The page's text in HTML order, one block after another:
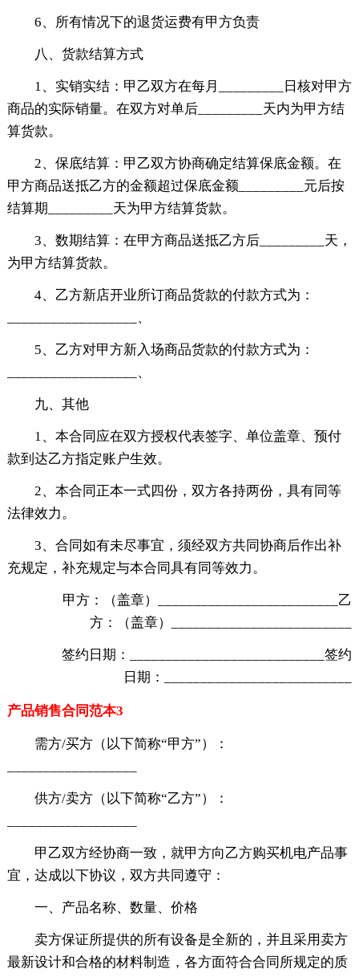
6、所有情况下的退货运费有甲方负责
八、货款结算方式
1、实销实结：甲乙双方在每月_________日核对甲方
商品的实际销量。在双方对单后_________天内为甲方结
算货款。
2、保底结算：甲乙双方协商确定结算保底金额。在
甲方商品送抵乙方的金额超过保底金额_________元后按
结算期_________天为甲方结算货款。
3、数期结算：在甲方商品送抵乙方后_________天，
为甲方结算货款。
4、乙方新店开业所订商品货款的付款方式为：
__________________、
5、乙方对甲方新入场商品货款的付款方式为：
__________________、
九、其他
1、本合同应在双方授权代表签字、单位盖章、预付
款到达乙方指定账户生效。
2、本合同正本一式四份，双方各持两份，具有同等
法律效力。
3、合同如有未尽事宜，须经双方共同协商后作出补
充规定，补充规定与本合同具有同等效力。
甲方：（盖章）_________________________乙
方：（盖章）_________________________
签约日期：___________________________签约
日期：__________________________
产品销售合同范本3
需方/买方（以下简称“甲方”）：
供方/卖方（以下简称“乙方”）：
甲乙双方经协商一致，就甲方向乙方购买机电产品事
宜，达成以下协议，双方共同遵守：
一、产品名称、数量、价格
卖方保证所提供的所有设备是全新的，并且采用卖方
最新设计和合格的材料制造，各方面符合合同所规定的质